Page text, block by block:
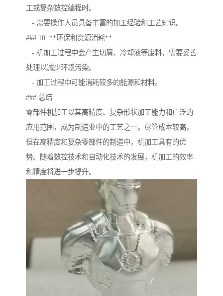
工或复杂数控编程时。
- 需要操作人员具备丰富的加工经验和工艺知识。
### 10. **环保和资源消耗**
- 机加工过程中会产生切屑、冷却液等废料，需要妥善
处理以减少环境污染。
- 加工过程中可能消耗较多的能源和材料。
### 总结
零部件机加工以其高精度、复杂形状加工能力和广泛的
应用范围，成为制造业中的工艺之一。尽管成本较高，
但在高精度和复杂零部件的制造中，机加工具有的优
势。随着数控技术和自动化技术的发展，机加工的效率
和精度将进一步提升。